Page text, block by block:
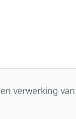
en verwerking